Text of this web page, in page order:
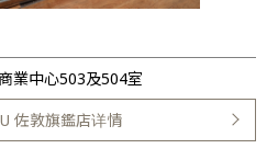
業中心503及504室
佐敦旗鑑店详情